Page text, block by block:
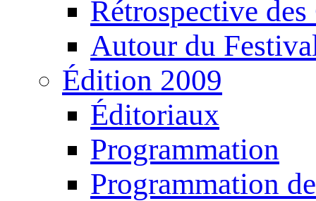
Rétrospective
Autour du
Édition 2009
Éditoriaux
Programmation
Programmation